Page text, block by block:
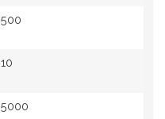
500
10
5000